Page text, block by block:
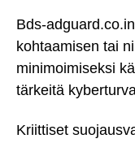
Bds-
kohtaamisen tai
minimoimiseksi
tärkeitä
Kriittiset